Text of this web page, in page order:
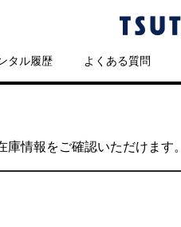
タル履歴 よくある質問
情報をご確認いただけます。